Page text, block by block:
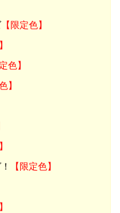
【限定色】
色】
】
【限定色】